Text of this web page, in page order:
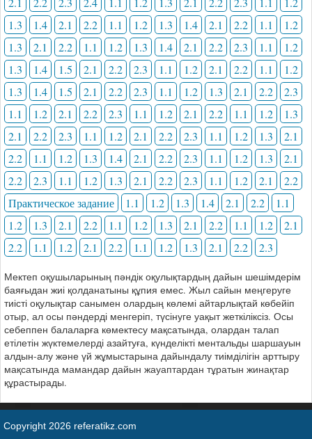
1.3
1.4 2.1 2.2 1.1 1.2 1.3 1.4 2.1 2.2 1.1
1.2
1.3
2.1 2.2 1.1 1.2 1.3 1.4 2.1 2.2 2.3 1.1
1.2
1.3
1.4 1.5 2.1 2.2 2.3 1.1 1.2 2.1 2.2 1.1
1.2
1.3
1.4 1.5 2.1 2.2 2.3 1.1 1.2 1.3 2.1 2.2
2.3
1.1
1.2 2.1 2.2 2.3 1.1 1.2 2.1 2.2 1.1 1.2
1.3
2.1
2.2 2.3 1.1 1.2 2.1 2.2 2.3 1.1 1.2 1.3
2.1
2.2
1.1 1.2 1.3 1.4 2.1 2.2 2.3 1.1 1.2 1.3
2.1
2.2
2.3 1.1 1.2 1.3 2.1 2.2 2.3 1.1 1.2 2.1
2.2
Практическое задание
1.1 1.2 1.3 1.4 2.1 2.2
1.1
1.2
1.3 2.1 2.2 1.1 1.2 1.3 2.1 2.2 1.1 1.2
2.1
2.2
1.1 1.2 2.1 2.2 1.1 1.2 1.3 2.1 2.2 2.3
Мектеп оқушыларының пәндік оқулықтардың дайын шешімдерім
баяғыдан жиі қолданатыны құпия емес. Жыл сайын меңгеруге
тиісті оқулықтар санымен олардың көлемі айтарлықтай көбейіп
отыр, ал осы пәндерді менгеріп, түсінуге уақыт жеткіліксіз. Осы
себеппен балаларға көмектесу мақсатында, олардан талап
етілетін жүктемелерді азайтуға, күнделікті ментальды шаршауын
алдын-алу және үй жұмыстарына дайындалу тиімділігін арттыру
мақсатында мамандар дайын жауаптардан тұратын жинақтар
құрастырады.
Copyright 2026 referatikz.com